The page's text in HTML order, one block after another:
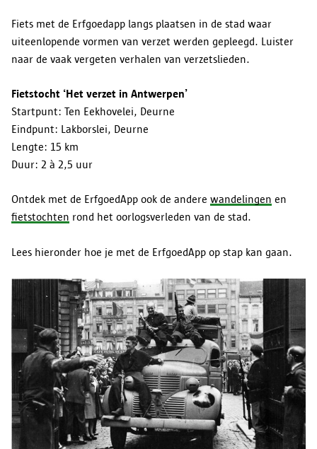
Fiets met de Erfgoedapp langs plaatsen in de stad waar
uiteenlopende vormen van verzet werden gepleegd. Luister
naar de vaak vergeten verhalen van verzetslieden.
Fietstocht ‘Het verzet in Antwerpen’
Startpunt: Ten Eekhovelei, Deurne
Eindpunt: Lakborslei, Deurne
Lengte: 15 km
Duur: 2 à 2,5 uur
Ontdek met de ErfgoedApp ook de andere wandelingen en
fietstochten rond het oorlogsverleden van de stad.
Lees hieronder hoe je met de ErfgoedApp op stap kan gaan.